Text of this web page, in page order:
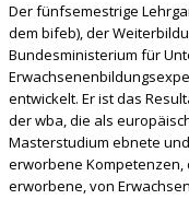
Der fünfsemestrige
dem bifeb), der
Bundesministerium für
entwickelt. Er ist das
der wba, die als
Masterstudium ebnete
erworbene
erworbene, von